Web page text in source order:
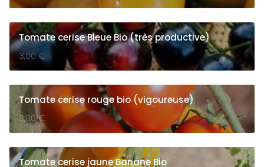
Tomate cerise Bleue Bio (très productive)
3,00€
Tomate cerise rouge bio (vigoureuse)
3,00€
Tomate cerise jaune Banane Bio